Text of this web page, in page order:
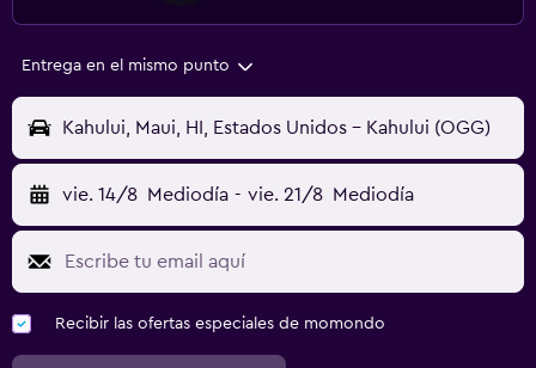
Entrega en el mismo punto
Kahului, Maui, HI, Estados Unidos - Kahului (OGG)
vie. 14/8 Mediodía - vie. 21/8 Mediodía
Recibir las ofertas especiales de momondo